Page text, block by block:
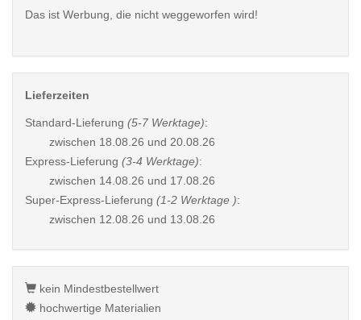
Das ist Werbung, die nicht weggeworfen wird!
Lieferzeiten
Standard-Lieferung (5-7 Werktage):
zwischen 18.08.26 und 20.08.26
Express-Lieferung (3-4 Werktage):
zwischen 14.08.26 und 17.08.26
Super-Express-Lieferung (1-2 Werktage ):
zwischen 12.08.26 und 13.08.26
kein Mindestbestellwert
hochwertige Materialien